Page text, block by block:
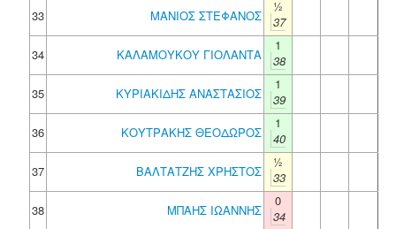
33 ΜΑΝΙΟΣ ΣΤΕΦΑΝΟΣ
½
37
34
ΚΑΛΑΜΟΥΚΟΥ ΓΙΟΛΑΝΤΑ
1
38
35
ΚΥΡΙΑΚΙΔΗΣ ΑΝΑΣΤΑΣΙΟΣ
1
39
36
ΚΟΥΤΡΑΚΗΣ ΘΕΟΔΩΡΟΣ
1
40
37
ΒΑΛΤΑΤΖΗΣ ΧΡΗΣΤΟΣ
½
33
38
ΜΠΑΗΣ ΙΩΑΝΝΗΣ
0
34